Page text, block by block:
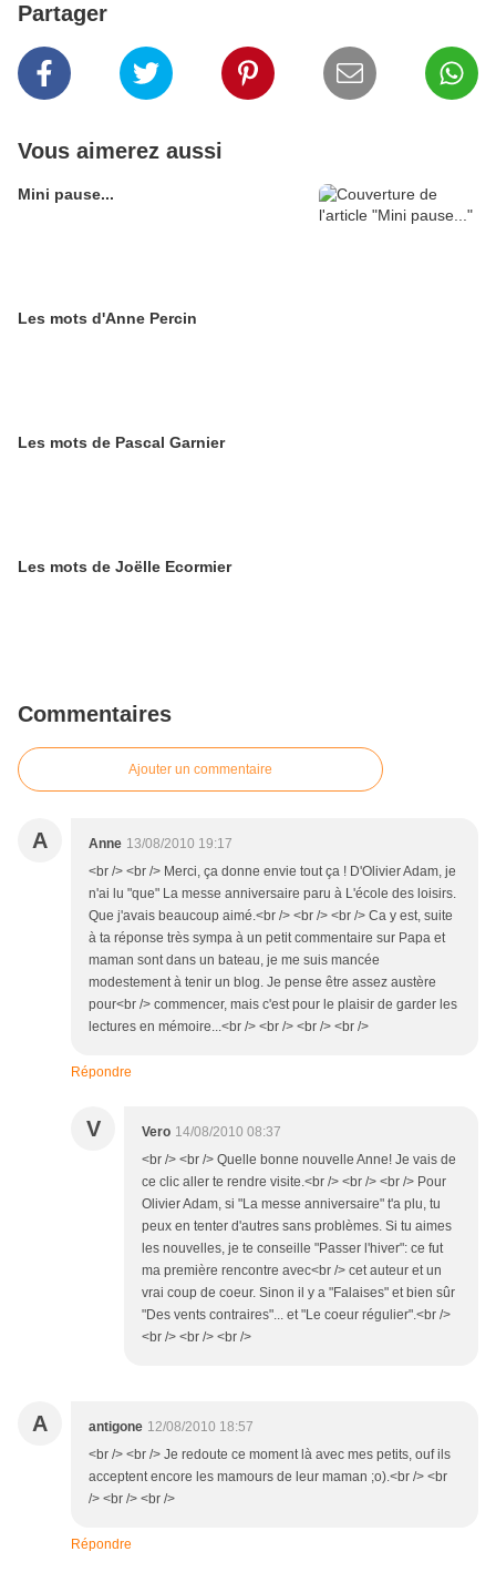
Partager
Vous aimerez aussi
Mini pause...
Les mots d'Anne Percin
Les mots de Pascal Garnier
Les mots de Joëlle Ecormier
Commentaires
Ajouter un commentaire
A Anne 13/08/2010 19:17
<br /> <br /> Merci, ça donne envie tout ça ! D'Olivier Adam, je
n'ai lu "que" La messe anniversaire paru à L'école des loisirs.
Que j'avais beaucoup aimé.<br /> <br /> <br /> Ca y est, suite
à ta réponse très sympa à un petit commentaire sur Papa et
maman sont dans un bateau, je me suis mancée
modestement à tenir un blog. Je pense être assez austère
pour<br /> commencer, mais c'est pour le plaisir de garder les
lectures en mémoire...<br /> <br /> <br /> <br />
Répondre
V Vero 14/08/2010 08:37
<br /> <br /> Quelle bonne nouvelle Anne! Je vais de
ce clic aller te rendre visite.<br /> <br /> <br /> Pour
Olivier Adam, si "La messe anniversaire" t'a plu, tu
peux en tenter d'autres sans problèmes. Si tu aimes
les nouvelles, je te conseille "Passer l'hiver": ce fut
ma première rencontre avec<br /> cet auteur et un
vrai coup de coeur. Sinon il y a "Falaises" et bien sûr
"Des vents contraires"... et "Le coeur régulier".<br />
<br /> <br /> <br />
A antigone 12/08/2010 18:57
<br /> <br /> Je redoute ce moment là avec mes petits, ouf ils
acceptent encore les mamours de leur maman ;o).<br /> <br
/> <br /> <br />
Répondre